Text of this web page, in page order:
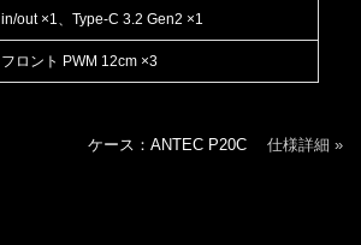
in/out ×1、Type-C 3.2 Gen2 ×1
フロント PWM 12cm ×3
ケース：ANTEC P20C 仕様詳細 »